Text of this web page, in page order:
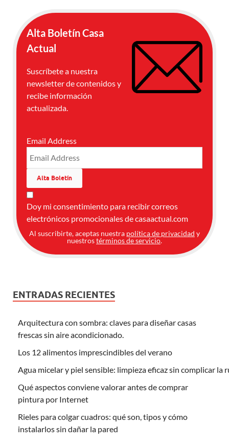
Alta Boletín Casa
Actual
Suscríbete a nuestra
newsletter de contenidos y
recibe información
actualizada.
Email Address
Doy mi consentimiento para recibir correos
electrónicos promocionales de casaactual.com
Al suscribirte, aceptas nuestra política de privacidad y
nuestrostérminos de servicio.
ENTRADAS RECIENTES
Arquitectura con sombra: claves para diseñar casas
frescas sin aire acondicionado.
Los 12 alimentos imprescindibles del verano
Agua micelar y piel sensible: limpieza eficaz sin complicar la
Qué aspectos conviene valorar antes de comprar
pintura por Internet
Rieles para colgar cuadros: qué son, tipos y cómo
instalarlos sin dañar la pared